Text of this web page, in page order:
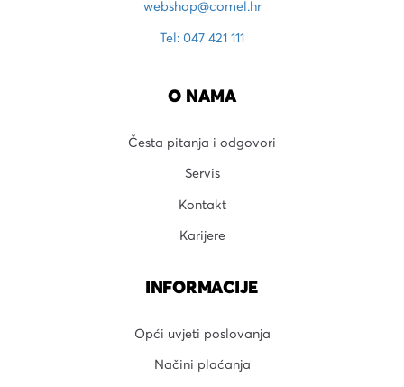
webshop@comel.hr
Tel: 047 421 111
O NAMA
Česta pitanja i odgovori
Servis
Kontakt
Karijere
INFORMACIJE
Opći uvjeti poslovanja
Načini plaćanja